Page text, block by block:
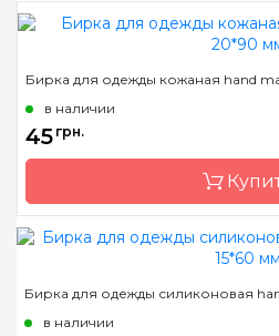
Бирка для одежды кожаная hand
в наличии
45 грн.
Бирка для одежды силиконовая
в наличии